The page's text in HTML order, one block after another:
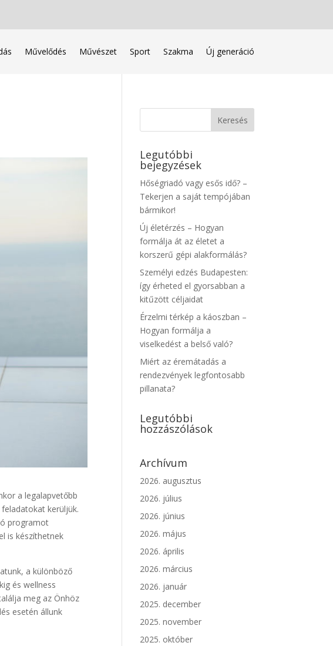
Művelődés Művészet Sport Szakma Új generáció
a legalapvetőbb
kerüljük.
programot
is készíthetnek
a különböző
és wellness
meg az Önhöz
esetén állunk
Legutóbbi
bejegyzések
Hőségriadó vagy esős idő? –
Tekerjen a saját tempójában
bármikor!
Új életérzés – Hogyan
formálja át az életet a
korszerű gépi alakformálás?
Személyi edzés Budapesten:
így érheted el gyorsabban a
kitűzött céljaidat
Érzelmi térkép a káoszban –
Hogyan formálja a
viselkedést a belső való?
Miért az éremátadás a
rendezvények legfontosabb
pillanata?
Legutóbbi
hozzászólások
Archívum
2026. augusztus
2026. július
2026. június
2026. május
2026. április
2026. március
2026. január
2025. december
2025. november
2025. október